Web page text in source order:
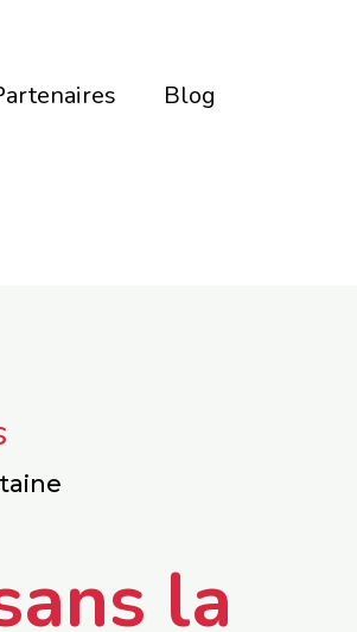
Blog
la